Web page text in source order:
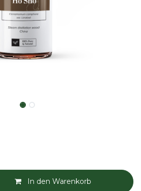
In den Warenkorb